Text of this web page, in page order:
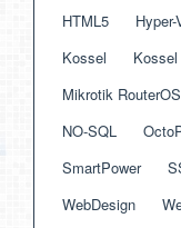
HTML5
Hyper-
Kossel
Mikrotik RouterOS
NO-SQL
SmartPower
WebDesign